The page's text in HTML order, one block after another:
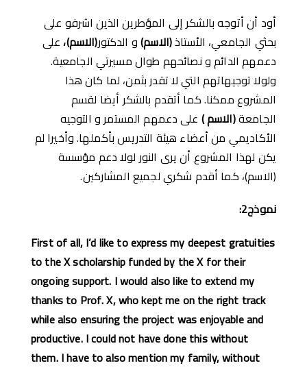
أود أن أتوجه بالشكر إلى المؤطرين الذين اشرفو على
بحثي الجامعي، الأستاذ(الاسم)و الدكتور(الاسم)،على
دعمهم الدائم و نصائحهم طوال مسيرتي الجامعية.
ولولا توجيهاتهم التي لا تقدر بثمن، لما كان هذا
المشروع ممكنا. كما أتقدم بالشكر أيضا لقسم
الجامعة(الاسم) على دعمهم المستمر و التوجيه
الأكاديمي من أعضاء هيئة التدريس بأكملها. وأخيرا لم
يكن لهذا المشروع أن يرى النور لولا دعم مؤسسة
(الاسم)، كما أقدم شكري لجميع المشاركين.
نموذج2:
First of all, I’d like to express my deepest gratuities
to the X scholarship funded by the X for their
ongoing support. I would also like to extend my
thanks to Prof. X, who kept me on the right track
while also ensuring the project was enjoyable and
productive. I could not have done this without
them. I have to also mention my family, without